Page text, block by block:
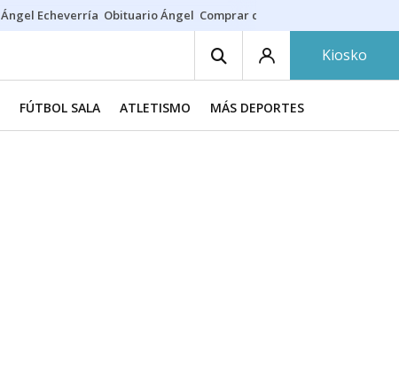
Ángel Echeverría Obituario Ángel Comprar casa
Kiosko
FÚTBOL SALA ATLETISMO MÁS DEPORTES